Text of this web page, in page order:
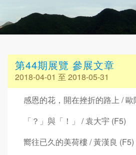
第44期展覽 參展文章
2018-04-01 至 2018-05-31
感恩的花，開在挫折的路上 / 歐
「？」與「！」 / 袁大宇 (F5)
嚮往已久的美荷樓 / 黃漢良 (F5)